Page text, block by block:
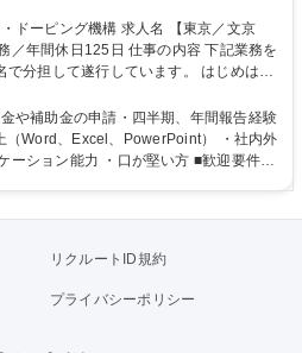
構 求人名 【東京／文京
日 仕事の内容 下記業務を
分担して遂行しています。 はじめは担
、ゆくゆくはリーダーやマネージャーポ
ます。 【総務・人事グルー
・採用活動 ・教育研修の企画、実行 ・勤
定の会議運営（評議員会、理事会） ・
問合せ、相談対応 ・その他日常の総務
や補助金の申請・四半期、年間報告経験
（Word、Excel、PowerPoint） ・社内外
ン能力 ・口が堅い方 ■歓迎要件
リクルートID規約
プライバシーポリシー